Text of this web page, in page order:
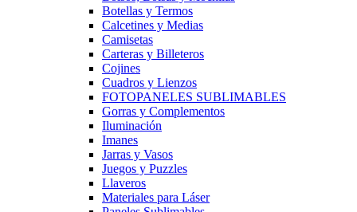
Botellas y Termos
Calcetines y Medias
Camisetas
Carteras y Billeteros
Cojines
Cuadros y Lienzos
FOTOPANELES SUBLIMABLES
Gorras y Complementos
Iluminación
Imanes
Jarras y Vasos
Juegos y Puzzles
Llaveros
Materiales para Láser